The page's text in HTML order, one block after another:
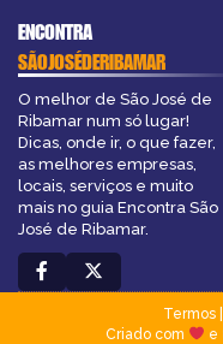
ENCONTRA
SÃOJOSÉDERIBAMAR
O melhor de São José de
Ribamar num só lugar!
Dicas, onde ir, o que fazer,
as melhores empresas,
locais, serviços e muito
mais no guia Encontra São
José de Ribamar.
Termos|
Criado com
e